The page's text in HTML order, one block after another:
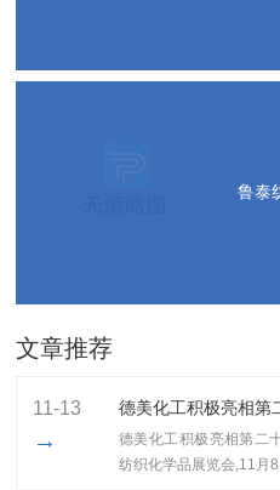
鲁泰
文章推荐
11-13
→
德美化工积极亮相第
德美化工积极亮相第二
纺织化学品展览会,11月8